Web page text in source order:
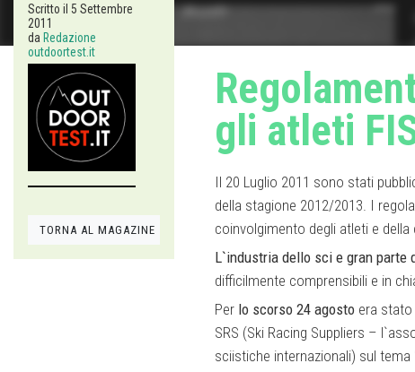
Scritto il 5 Settembre
2011
da Redazione
outdoortest.it
TORNA AL MAGAZINE
gli atleti
Il 20 Luglio 2011 sono stati
della stagione 2012/2013. I
coinvolgimento degli atleti e
L`industria dello sci e gran parte
difficilmente comprensibili e in
Per lo scorso 24 agosto era
SRS (Ski Racing Suppliers –
sciistiche internazionali) sul